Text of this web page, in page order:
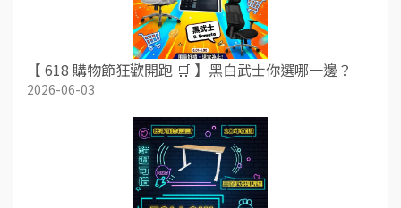
【 618 購物節狂歡開跑 🛒 】黑白武士你選哪一邊？
2026-06-03